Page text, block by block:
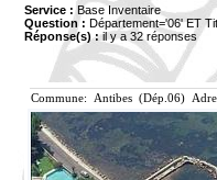
Service : Base Inventaire
Question : Département='06'ET
Réponse(s) :il y a 32 réponses
Commune: Antibes (Dép.06)